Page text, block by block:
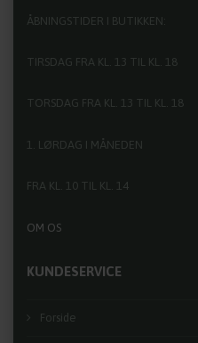
ÅBNINGSTIDER I BUTIKKEN:
TIRSDAG FRA KL. 13 TIL KL. 18
TORSDAG FRA KL. 13 TIL KL. 18
1. LØRDAG I MÅNEDEN
FRA KL. 10 TIL KL. 14
OM OS
KUNDESERVICE
Forside